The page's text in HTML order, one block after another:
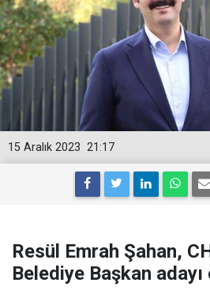
21:17
15 Aralık 2023
Resül Emrah Şahan,
Belediye Başkan